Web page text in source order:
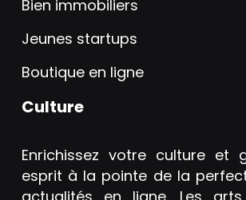
Bien immobiliers
Jeunes startups
Boutique en ligne
Culture
Enrichissez votre culture et
esprit à la pointe de la